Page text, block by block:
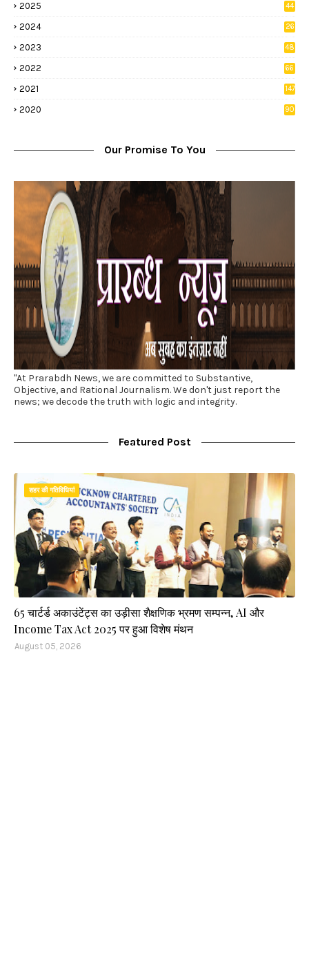
2025
44
2024
26
2023 48
2022
66
2021
147
2020
90
Our Promise To You
"At Prarabdh News, we are committed to Substantive,
Objective, and Rational Journalism. We don't just report the
news; we decode the truth with logic and integrity.
Featured Post
शहर की गतिविधियां
65 चार्टर्ड अकाउंटेंट्स का उड़ीसा शैक्षणिक भ्रमण सम्पन्न, AI और
Income Tax Act 2025 पर हुआ विशेष मंथन
August 05, 2026